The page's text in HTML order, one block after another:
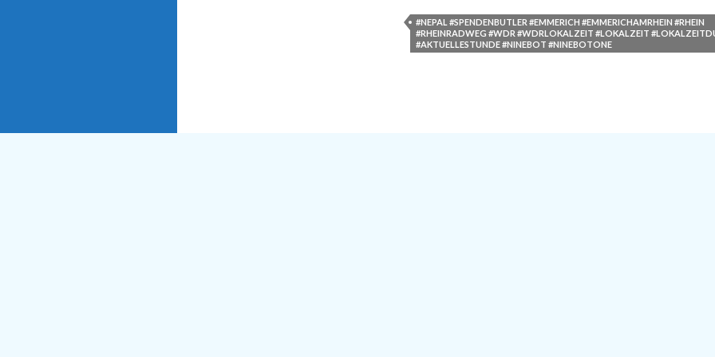
#NEPAL #SPENDENBUTLER #EMMERICH #EMMERICHAMRHEIN #RHEIN
#RHEINRADWEG #WDR #WDRLOKALZEIT #LOKALZEIT
#AKTUELLESTUNDE #NINEBOT #NINEBOTONE